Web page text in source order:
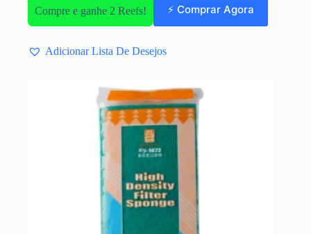
Compre e ganhe 2 Reefs! ⚡ Comprar Agora
Adicionar Lista De Desejos